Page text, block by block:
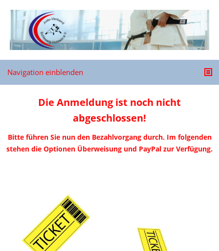
Navigation einblenden
Die Anmeldung ist noch nicht
abgeschlossen!
Bitte führen Sie nun den Bezahlvorgang durch. Im folgenden
stehen die Optionen Überweisung und PayPal zur Verfügung.